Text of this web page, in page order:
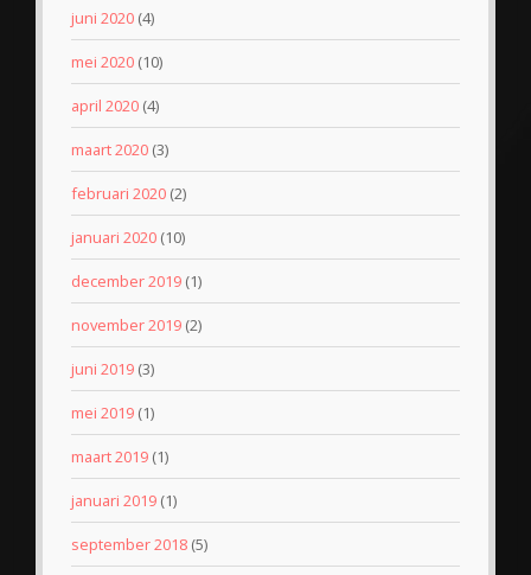
juni 2020 (4)
mei 2020 (10)
april 2020 (4)
maart 2020 (3)
februari 2020 (2)
januari 2020 (10)
december 2019 (1)
november 2019 (2)
juni 2019 (3)
mei 2019 (1)
maart 2019 (1)
januari 2019 (1)
september 2018 (5)